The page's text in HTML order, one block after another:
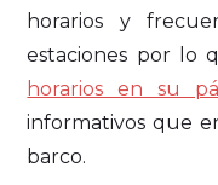
horarios y
estaciones por lo
horarios en su
informativos que
barco.